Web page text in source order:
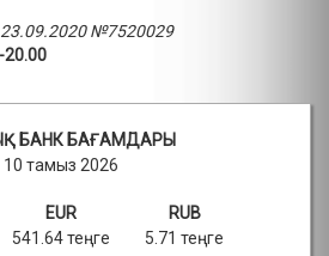
№7520029
БАНК БАҒАМДАРЫ
10 тамыз 2026
EUR
541.64 теңге
RUB
5.71 теңге